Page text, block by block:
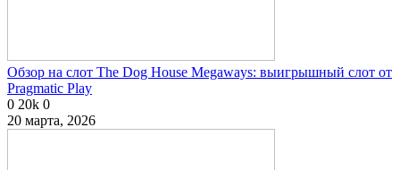
Обзор на слот The Dog House Megaways: выигрышный слот от
Pragmatic Play
0 20k 0
20 марта, 2026